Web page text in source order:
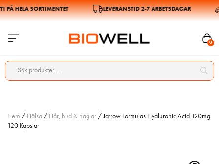
HELA SORTIMENTET LEVERANSTID 2-7 ARBETSDAGAR
0
Hem / Hälsa / Hår, hud & naglar / Jarrow Formulas Hyaluronic Acid 120mg
120 Kapslar